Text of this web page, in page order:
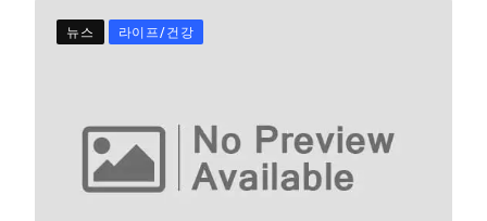
뉴스 라이프/건강